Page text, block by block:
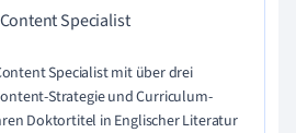
Specialist
Specialist mit über drei
Strategie und Curriculum-
Doktortitel in Englischer Literatur